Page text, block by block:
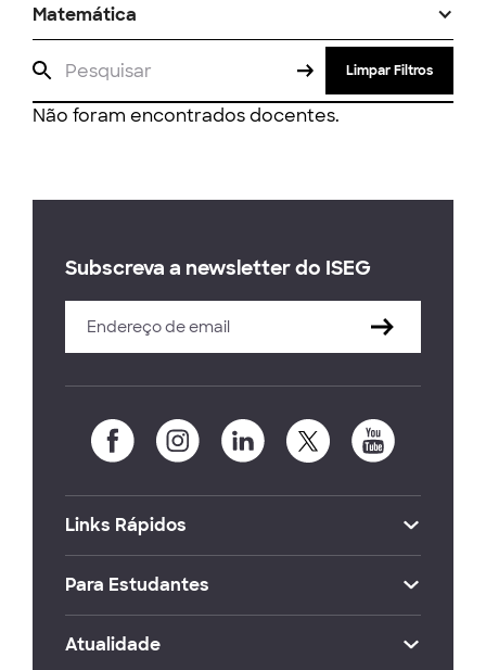
Matemática
Limpar Filtros
Não foram encontrados docentes.
Subscreva a newsletter do ISEG
Links Rápidos
Para Estudantes
Atualidade